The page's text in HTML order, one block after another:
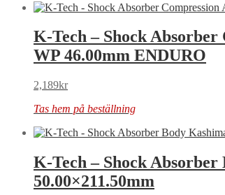
K-Tech – Shock
WP 46.00mm ENDURO
2,189kr
Tas hem på beställning
K-Tech – Shock
50.00×211.50mm